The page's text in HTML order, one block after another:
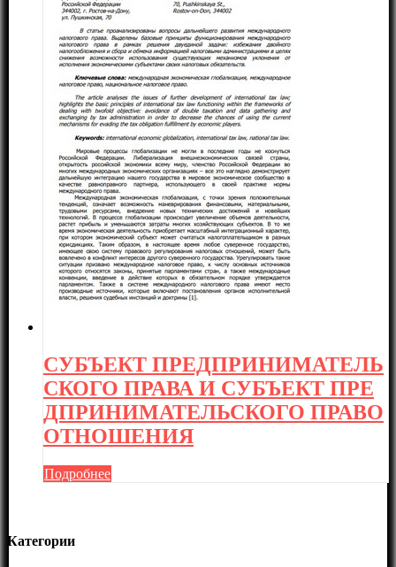
СУБЪЕКТ ПРЕДПРИНИМАТЕЛЬ
СКОГО ПРАВА И СУБЪЕКТ ПРЕ
ДПРИНИМАТЕЛЬСКОГО ПРАВО
ОТНОШЕНИЯ
Подробнее
Категории